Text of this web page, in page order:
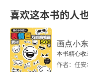
喜欢这本书的人
画点小
本书精心收
作者：任